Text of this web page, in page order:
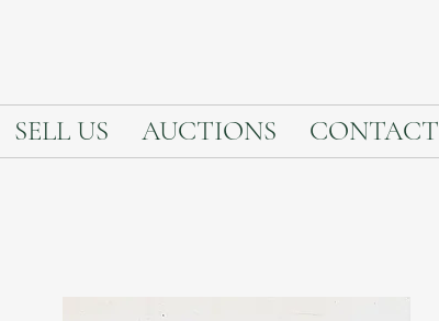
SELL US AUCTIONS CONTACT